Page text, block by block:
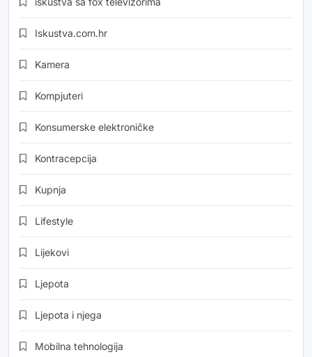
Iskustva.com.hr
Kamera
Kompjuteri
Konsumerske elektroničke
Kontracepcija
Kupnja
Lifestyle
Lijekovi
Ljepota
Ljepota i njega
Mobilna tehnologija